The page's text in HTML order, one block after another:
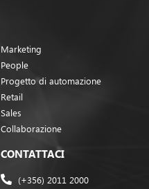
Marketing
People
Progetto di automazione
Retail
Sales
Collaborazione
CONTATTACI
(+356) 2011 2000